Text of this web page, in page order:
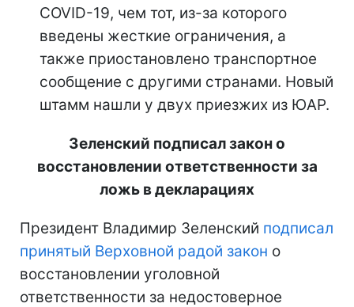
COVID-19, чем тот, из-за которого
введены жесткие ограничения, а
также приостановлено транспортное
сообщение с другими странами. Новый
штамм нашли у двух приезжих из ЮАР.
Зеленский подписал закон о
восстановлении ответственности за
ложь в декларациях
Президент Владимир Зеленский подписал
принятый Верховной радой закон о
восстановлении уголовной
ответственности за недостоверное